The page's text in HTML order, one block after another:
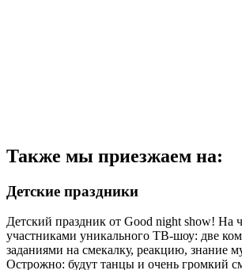
Также мы приезжаем на:
Детские праздники
Детский праздник от Good night show! На
участниками уникального ТВ-шоу: две
заданиями на смекалку, реакцию, знание
Острожно: будут танцы и очень громкий